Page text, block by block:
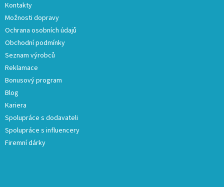
Kontakty
Možnosti dopravy
Ochrana osobních údajů
Obchodní podmínky
Seznam výrobců
Reklamace
Bonusový program
Blog
Kariera
Spolupráce s dodavateli
Spolupráce s influencery
Firemní dárky